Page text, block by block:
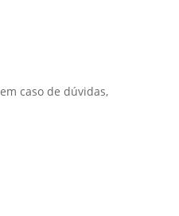
caso de dúvidas,